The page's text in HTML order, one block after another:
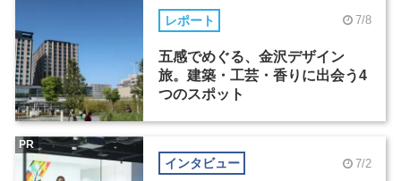
レポート 7/8
五感でめぐる、金沢デザイン
旅。建築・工芸・香りに出会う4
つのスポット
インタビュー 7/2
PR